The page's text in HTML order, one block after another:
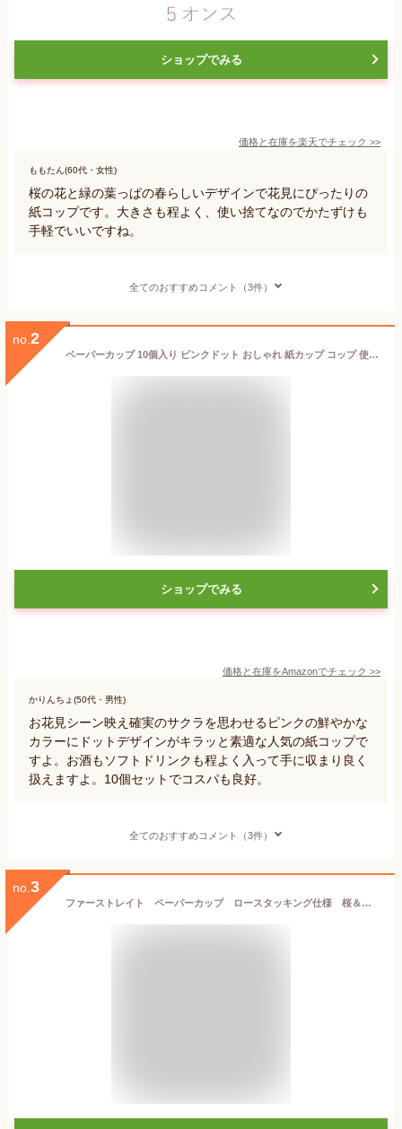
ショップでみる
価格と在庫を楽天でチェック >>
ももたん(60代・女性)
桜の花と緑の葉っぱの春らしいデザインで花見にぴったりの
紙コップです。大きさも程よく、使い捨てなのでかたずけも
手軽でいいですね。
全てのおすすめコメント（3件）
no. 2
ペーパーカップ 10個入り ピンクドット おしゃれ 紙カップ コップ 使い捨て パーティー お祝い イベント かみざら 食器 業務用 アウトドア
ショップでみる
価格と在庫をAmazonでチェック >>
かりんちょ(50代・男性)
お花見シーン映え確実のサクラを思わせるピンクの鮮やかな
カラーにドットデザインがキラッと素適な人気の紙コップで
すよ。お酒もソフトドリンクも程よく入って手に収まり良く
扱えますよ。10個セットでコスパも良好。
全てのおすすめコメント（3件）
no. 3
ファーストレイト ペーパーカップ ロースタッキング仕様 桜＆葉っぱ 150mL（5オンス） FR−5361 1パック（1000個）